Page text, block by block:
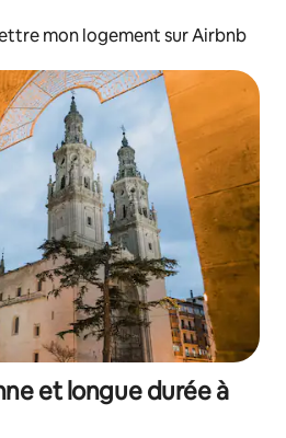
mon logement sur Airbnb
et longue durée à